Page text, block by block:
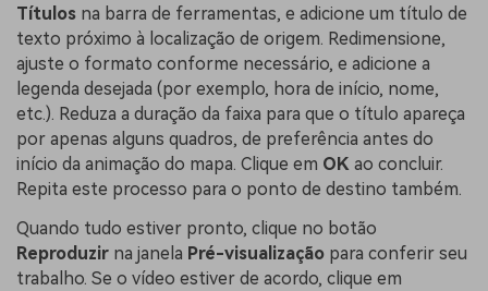
Títulos na barra de ferramentas, e adicione um título de
texto próximo à localização de origem. Redimensione,
ajuste o formato conforme necessário, e adicione a
legenda desejada (por exemplo, hora de início, nome,
etc.). Reduza a duração da faixa para que o título apareça
por apenas alguns quadros, de preferência antes do
início da animação do mapa. Clique em OK ao concluir.
Repita este processo para o ponto de destino também.
Quando tudo estiver pronto, clique no botão
Reproduzir na janela Pré-visualização para conferir seu
trabalho. Se o vídeo estiver de acordo, clique em